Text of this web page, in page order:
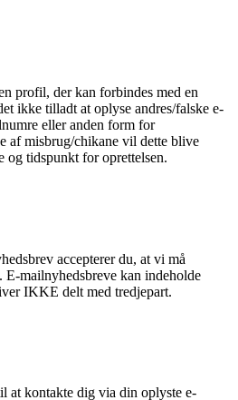
profil, der kan forbindes med en
ikke tilladt at oplyse andres/falske e-
eller anden form for
misbrug/chikane vil dette blive
og tidspunkt for oprettelsen.
accepterer du, at vi må
E-mailnyhedsbreve kan indeholde
IKKE delt med tredjepart.
at kontakte dig via din oplyste e-